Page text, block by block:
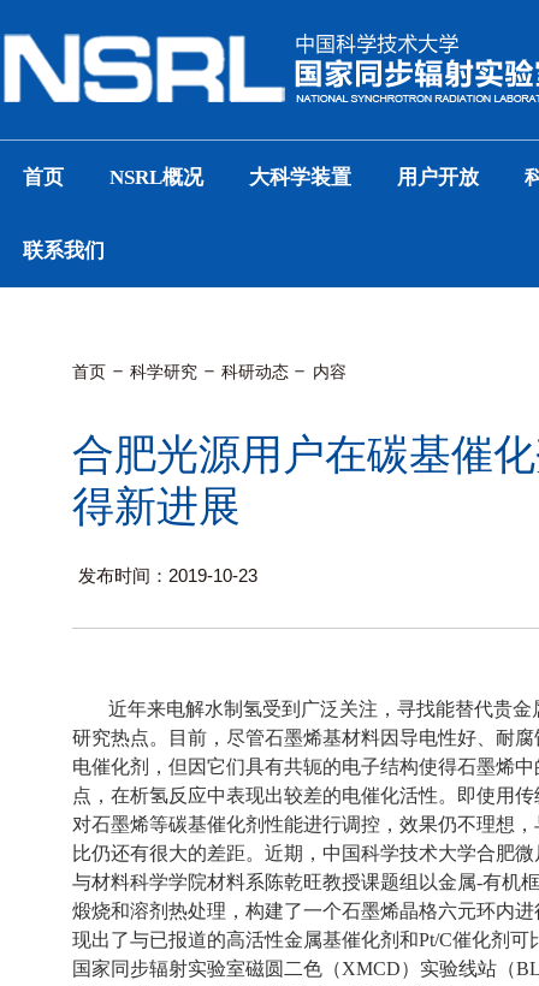
首页 NSRL概况 大科学装置 用户开放
联系我们
首页 科学研究 科研动态 内容
合肥光源用户在碳基催
得新进展
发布时间：2019-10-23
近年来电解水制氢受到广泛关注，寻找能替代贵
研究热点。目前，尽管石墨烯基材料因导电性好、耐
电催化剂，但因它们具有共轭的电子结构使得石墨烯
点，在析氢反应中表现出较差的电催化活性。即使用
对石墨烯等碳基催化剂性能进行调控，效果仍不理想
比仍还有很大的差距。近期，中国科学技术大学合肥
与材料科学学院材料系陈乾旺教授课题组以金属-有机
煅烧和溶剂热处理，构建了一个石墨烯晶格六元环内
现出了与已报道的高活性金属基催化剂和Pt/C催化剂可
国家同步辐射实验室磁圆二色（XMCD）实验线站（